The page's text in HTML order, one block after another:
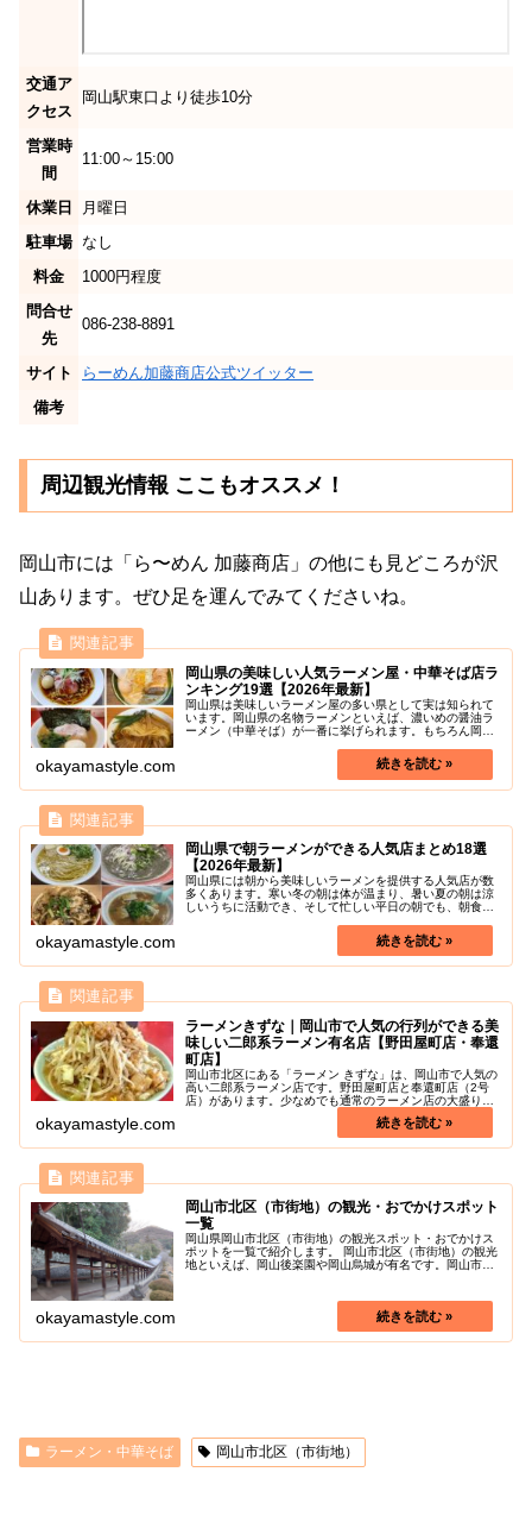
交通ア
クセス
岡山駅東口より徒歩10分
営業時
間
11:00～15:00
休業日
月曜日
駐車場 なし
料金
1000円程度
問合せ
先
086-238-8891
サイト
らーめん加藤商店公式ツイッター
備考
周辺観光情報 ここもオススメ！
岡山市には「ら〜めん 加藤商店」の他にも見どころが沢
山あります。ぜひ足を運んでみてくださいね。
岡山県の美味しい人気ラーメン屋・中華そば店ラ
ンキング19選【2026年最新】
岡山県は美味しいラーメン屋の多い県として実は知られて
います。岡山県の名物ラーメンといえば、濃いめの醤油ラ
ーメン（中華そば）が一番に挙げられます。もちろん岡山
メン、家系ラーメン、二郎系ラーメ...
okayamastyle.com
岡山県で朝ラーメンができる人気店まとめ18選
【2026年最新】
岡山県には朝から美味しいラーメンを提供する人気店が数
多くあります。寒い冬の朝は体が温まり、暑い夏の朝は涼
しいうちに活動でき、そして忙しい平日の朝でも、朝食に
朝ラーメンをやっているのか、どこ...
okayamastyle.com
ラーメンきずな｜岡山市で人気の行列ができる美
味しい二郎系ラーメン有名店【野田屋町店・奉還
町店】
岡山市北区にある「ラーメン きずな」は、岡山市で人気の
高い二郎系ラーメン店です。野田屋町店と奉還町店（2号
店）があります。少なめでも通常のラーメン店の大盛りと
同じくらいのボリュームがあります！半分で一般的な並盛
okayamastyle.com
岡山市北区（市街地）の観光・おでかけスポット
一覧
岡山県岡山市北区（市街地）の観光スポット・おでかけス
ポットを一覧で紹介します。 岡山市北区（市街地）の観光
地といえば、岡山後楽園や岡山烏城が有名です。岡山市北
okayamastyle.com
ラーメン・中華そば 岡山市北区（市街地）